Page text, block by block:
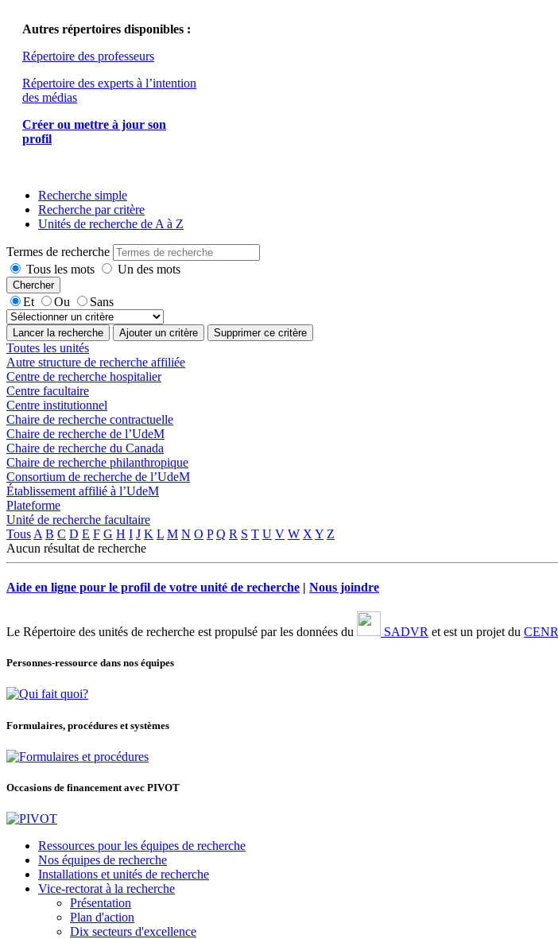
Autres répertoires disponibles :
Répertoire des professeurs
Répertoire des experts à l’intention
des médias
Créer ou mettre à jour son
profil
Recherche simple
Recherche par critère
Unités de recherche de A à Z
Termes de recherche
Tous les mots
Un des mots
Et Ou Sans
Lancer la recherche Ajouter un critère Supprimer ce critère
Toutes les unités
Autre structure de recherche affiliée
Centre de recherche hospitalier
Centre facultaire
Centre institutionnel
Chaire de recherche contractuelle
Chaire de recherche de l’UdeM
Chaire de recherche du Canada
Chaire de recherche philanthropique
Consortium de recherche de l’UdeM
Établissement affilié à l’UdeM
Plateforme
Unité de recherche facultaire
Tous A B C D E F G H I J K L M N O P Q R S T U V W X Y Z
Aucun résultat de recherche
Aide en ligne pour le profil de votre unité de recherche | Nous joindre
Le Répertoire des unités de recherche est propulsé par les données du SADVR et est un projet du CENR
Personnes-ressource dans nos équipes
Formulaires, procédures et systèmes
Occasions de financement avec PIVOT
Ressources pour les équipes de recherche
Nos équipes de recherche
Installations et unités de recherche
Vice-rectorat à la recherche
Présentation
Plan d'action
Dix secteurs d'excellence